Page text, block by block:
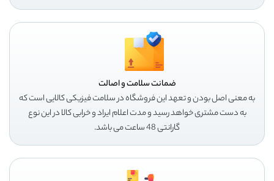
ضمانت سلامت و اصالت
به معنی اصل بودن و تعهد این فروشگاه در سلامت فیزیکی کالایی است که
به دست مشتری خواهد رسید و مدت اعلام ایراد و خرابی کالا در این نوع
گارانتی 48 ساعت می باشد.